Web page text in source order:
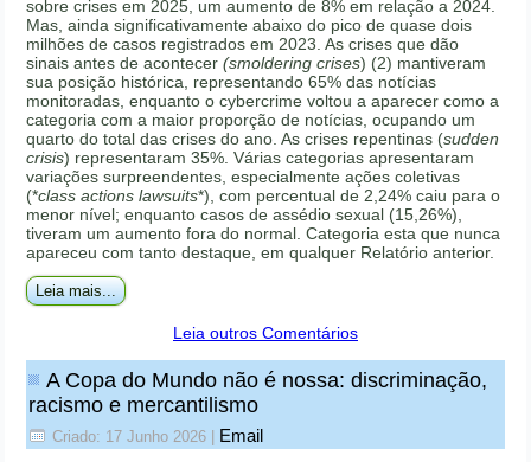
sobre crises em 2025, um aumento de 8% em relação a 2024.
Mas, ainda significativamente abaixo do pico de quase dois
milhões de casos registrados em 2023. As crises que dão
sinais antes de acontecer(smoldering crises) (2) mantiveram
sua posição histórica, representando 65% das notícias
monitoradas, enquanto o cybercrime voltou a aparecer como a
categoria com a maior proporção de notícias, ocupando um
quarto do total das crises do ano. As crises repentinas (sudden
crisis) representaram 35%. Várias categorias apresentaram
variações surpreendentes, especialmente ações coletivas
(*class actions lawsuits*), com percentual de 2,24% caiu para o
menor nível; enquanto casos de assédio sexual (15,26%),
tiveram um aumento fora do normal. Categoria esta que nunca
apareceu com tanto destaque, em qualquer Relatório anterior.
Leia mais...
Leia outros Comentários
A Copa do Mundo não é nossa: discriminação,
racismo e mercantilismo
Criado: 17 Junho 2026 Email